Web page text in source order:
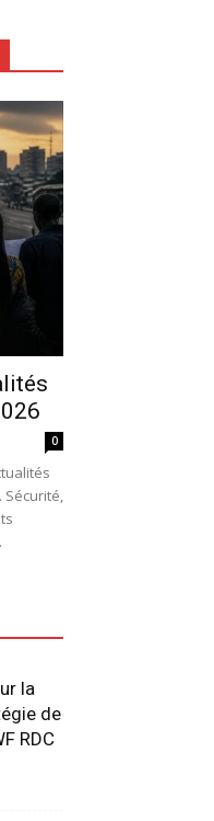
0
Sécurité,
la
de
RDC